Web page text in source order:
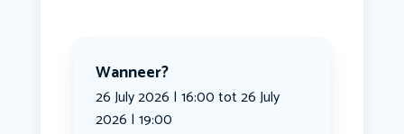
Wanneer?
26 July 2026 | 16:00 tot 26 July
2026 | 19:00